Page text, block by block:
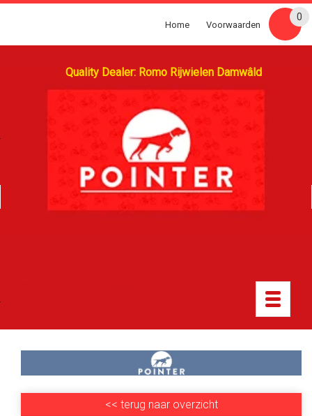
Quality Dealer: Romo Rijwielen Damwâld
Home Voorwaarden
0
Toggle
<< terug naar overzicht